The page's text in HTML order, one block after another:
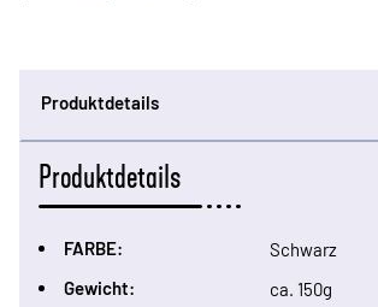
Produktdetails
Produktdetails
FARBE:
Schwarz
Gewicht:
ca. 150g